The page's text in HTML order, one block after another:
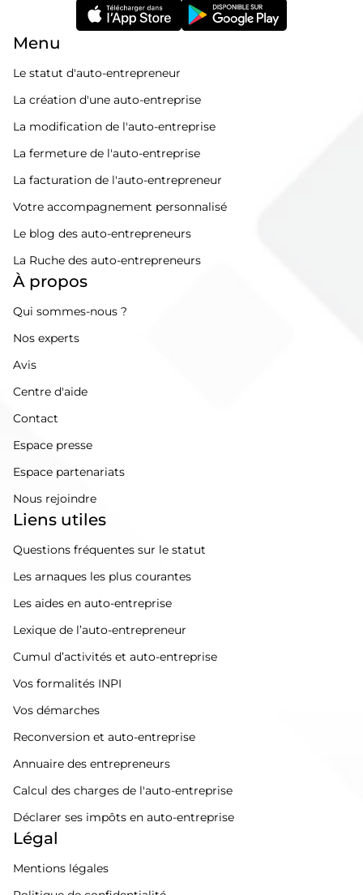
Menu
Le statut d'auto-entrepreneur
La création d'une auto-entreprise
La modification de l'auto-entreprise
La fermeture de l'auto-entreprise
La facturation de l'auto-entrepreneur
Votre accompagnement personnalisé
Le blog des auto-entrepreneurs
La Ruche des auto-entrepreneurs
À propos
Qui sommes-nous ?
Nos experts
Avis
Centre d'aide
Contact
Espace presse
Espace partenariats
Nous rejoindre
Liens utiles
Questions fréquentes sur le statut
Les arnaques les plus courantes
Les aides en auto-entreprise
Lexique de l’auto-entrepreneur
Cumul d’activités et auto-entreprise
Vos formalités INPI
Vos démarches
Reconversion et auto-entreprise
Annuaire des entrepreneurs
Calcul des charges de l'auto-entreprise
Déclarer ses impôts en auto-entreprise
Légal
Mentions légales